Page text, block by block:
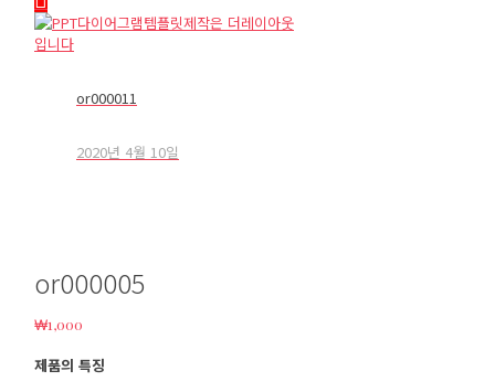
or000011
2020년 4월 10일
or000005
₩1,000
제품의 특징